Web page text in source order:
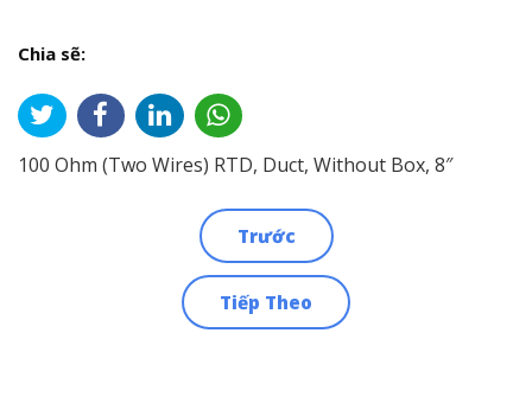
Chia sẽ:
100 Ohm (Two Wires) RTD, Duct, Without Box, 8″
Trước
Tiếp Theo